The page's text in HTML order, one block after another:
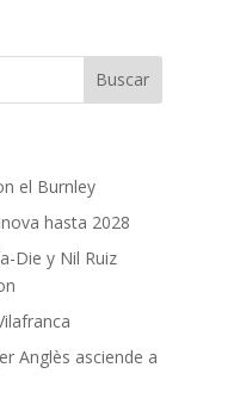
el Burnley
hasta 2028
Die y Nil Ruiz
Anglès asciende a